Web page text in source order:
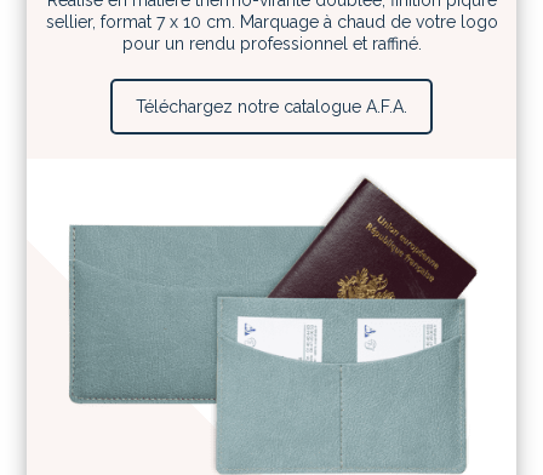
sellier, format 7 x 10 cm. Marquage à chaud de votre logo
pour un rendu professionnel et raffiné.
Téléchargez notre catalogue A.F.A.